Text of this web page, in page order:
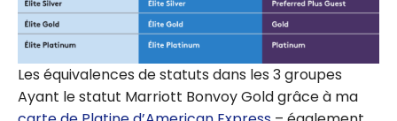
Les équivalences de statuts dans les 3 groupes
Ayant le statut Marriott Bonvoy Gold grâce à ma